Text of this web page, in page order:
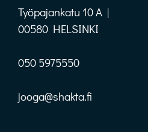
Työpajankatu 10 A |
00580 HELSINKI
050 5975550
jooga@shakta.fi